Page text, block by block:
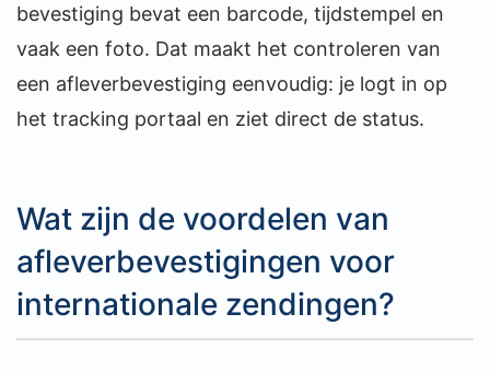
bevestiging bevat een barcode, tijdstempel en
vaak een foto. Dat maakt het controleren van
een afleverbevestiging eenvoudig: je logt in op
het tracking portaal en ziet direct de status.
Wat zijn de voordelen van
afleverbevestigingen voor
internationale zendingen?